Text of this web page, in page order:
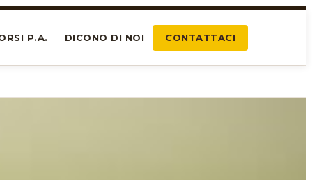
P.A. DICONO DI NOI CONTATTACI